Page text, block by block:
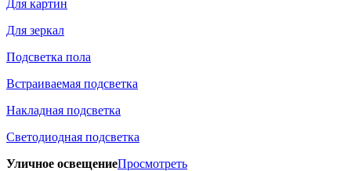
Для картин
Для зеркал
Подсветка пола
Встраиваемая подсветка
Накладная подсветка
Светодиодная подсветка
Уличное освещениеПросмотреть